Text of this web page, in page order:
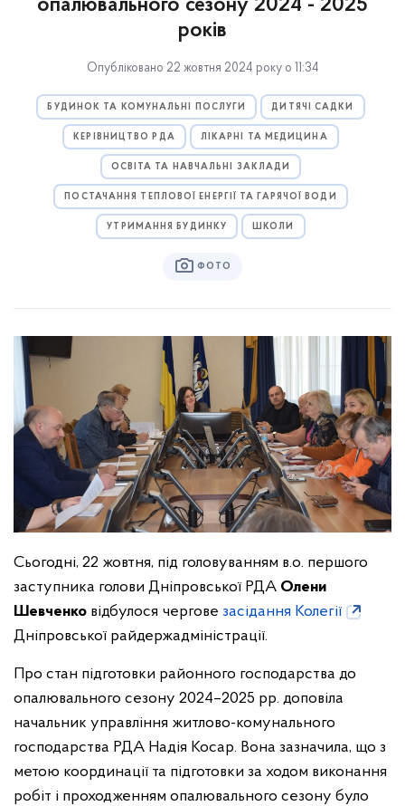
опалювального сезону 2024 - 2025
років
Опубліковано 22 жовтня 2024 року о 11:34
БУДИНОК ТА КОМУНАЛЬНІ ПОСЛУГИ ДИТЯЧІ САДКИ
КЕРІВНИЦТВО РДА ЛІКАРНІ ТА МЕДИЦИНА
ОСВІТА ТА НАВЧАЛЬНІ ЗАКЛАДИ
ПОСТАЧАННЯ ТЕПЛОВОЇ ЕНЕРГІЇ ТА ГАРЯЧОЇ ВОДИ
УТРИМАННЯ БУДИНКУ ШКОЛИ
ФОТО
Сьогодні, 22 жовтня, під головуванням в.о. першого
заступника голови Дніпровської РДА Олени
Шевченко відбулося чергове засідання Колегії
Дніпровської райдержадміністрації.
Про стан підготовки районного господарства до
опалювального сезону 2024–2025 рр. доповіла
начальник управління житлово-комунального
господарства РДА Надія Косар. Вона зазначила, що з
метою координації та підготовки за ходом виконання
робіт і проходженням опалювального сезону було